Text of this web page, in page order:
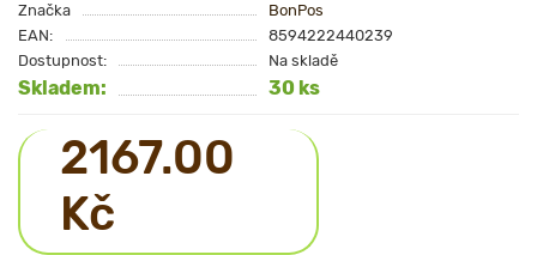
Značka
BonPos
EAN:
8594222440239
Dostupnost:
Na skladě
Skladem: 30 ks
2167.00
Kč